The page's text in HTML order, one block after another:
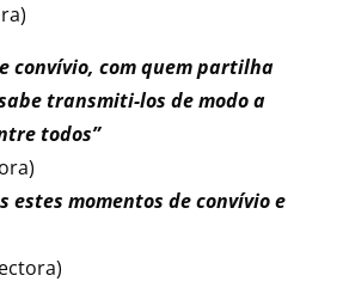
convívio, com quem partilha
transmiti-los de modo a
todos”
estes momentos de convívio e